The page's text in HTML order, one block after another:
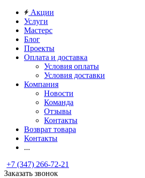
Акции
Услуги
Мастерс
Блог
Проекты
Оплата и доставка
Условия оплаты
Условия доставки
Компания
Новости
Команда
Отзывы
Контакты
Возврат товара
Контакты
...
+7 (347) 266-72-21
Заказать звонок